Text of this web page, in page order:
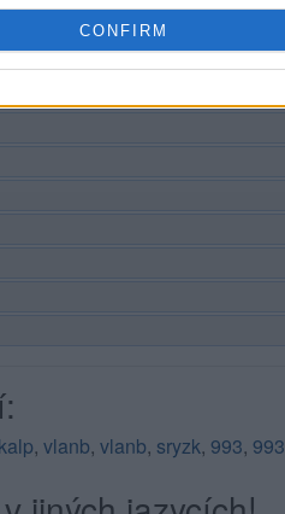
CONFIRM
, vlanb, vlanb, sryzk, 993, 993